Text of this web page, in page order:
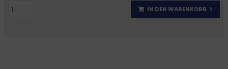
IN DEN WARENKORB